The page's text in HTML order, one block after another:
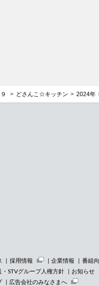
どさんこ☆キッチン 2024年
採用情報 企業情報
番組
STVグループ人権方針
お知らせ
広告会社のみなさまへ